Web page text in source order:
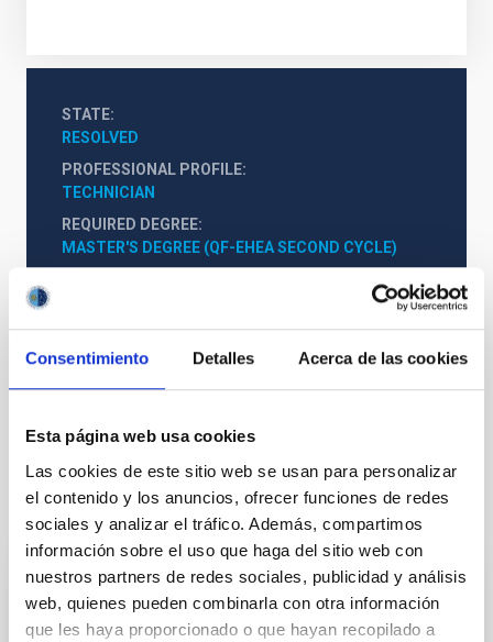
Consentimiento Detalles Acerca de las cookies
Esta página web usa cookies
Las cookies de este sitio web se usan para personalizar
el contenido y los anuncios, ofrecer funciones de redes
sociales y analizar el tráfico. Además, compartimos
información sobre el uso que haga del sitio web con
nuestros partners de redes sociales, publicidad y análisis
web, quienes pueden combinarla con otra información
que les haya proporcionado o que hayan recopilado a
STATE
RESOLVED
PROFESSIONAL PROFILE
TECHNICIAN
REQUIRED DEGREE
MASTER'S DEGREE (QF-EHEA SECOND CYCLE)
It may interest you
INDEFINITE CONTRACT
Dos contratos - Ingeniería Especialidad